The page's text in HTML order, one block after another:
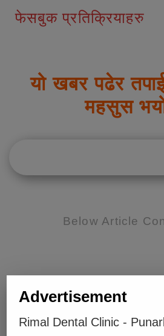
फेसबुक प्रतिक्रियाहरु
यो खबर पढेर
महसुस
Below Article
धनबहादुर बिक
Advertisement
Rimal Dental Clinic -